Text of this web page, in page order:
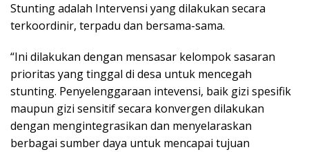
Stunting adalah Intervensi yang dilakukan secara
terkoordinir, terpadu dan bersama-sama.
“Ini dilakukan dengan mensasar kelompok sasaran
prioritas yang tinggal di desa untuk mencegah
stunting. Penyelenggaraan intevensi, baik gizi spesifik
maupun gizi sensitif secara konvergen dilakukan
dengan mengintegrasikan dan menyelaraskan
berbagai sumber daya untuk mencapai tujuan